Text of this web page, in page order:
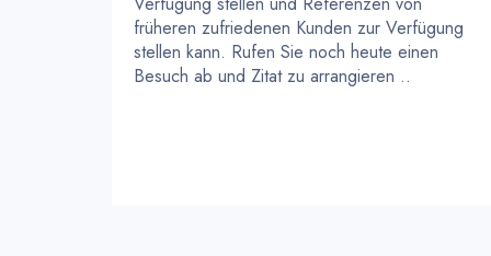
früheren zufriedenen Kunden zur Verfügung
stellen kann. Rufen Sie noch heute einen
Besuch ab und Zitat zu arrangieren ..